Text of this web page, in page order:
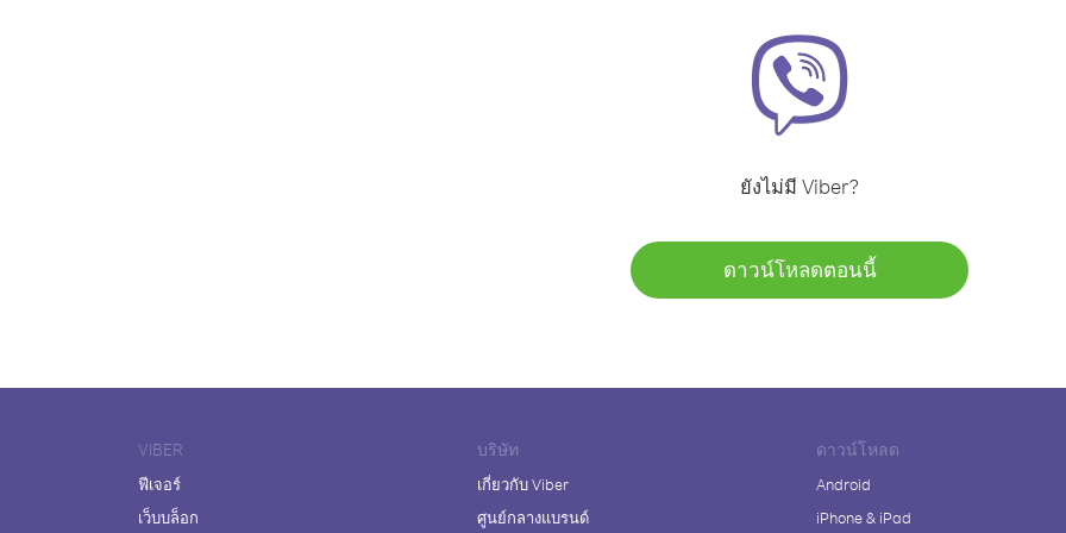
ยังไม่มี Viber?
ดาวน์โหลดตอนนี้
VIBER
ฟีเจอร์
เว็บบล็อก
บริษัท
เกี่ยวกับ Viber
ศูนย์กลางแบรนด์
ดาวน์โหลด
Android
iPhone & iPad